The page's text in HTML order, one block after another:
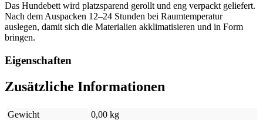
Das Hundebett wird platzsparend gerollt und eng verpackt geliefert.
Nach dem Auspacken 12–24 Stunden bei Raumtemperatur
auslegen, damit sich die Materialien akklimatisieren und in Form
bringen.
Eigenschaften
Zusätzliche Informationen
Gewicht
0,00 kg